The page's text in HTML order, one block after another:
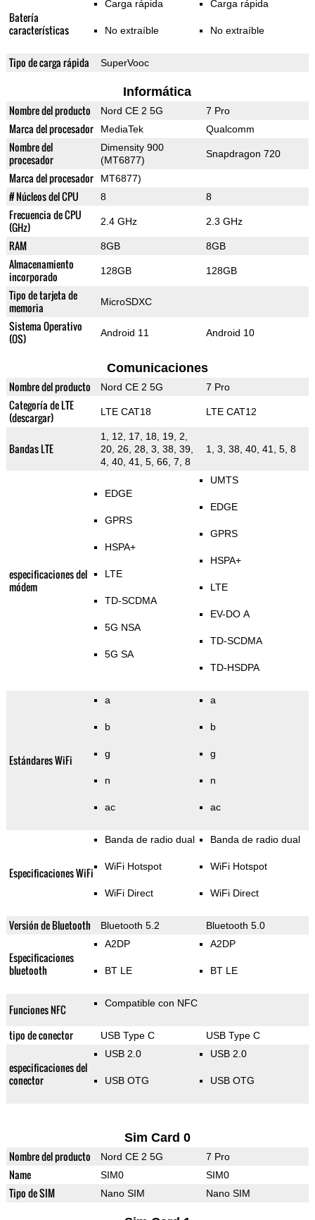
Batería
características
Carga rápida
No extraíble
Carga rápida
No extraíble
Tipo de carga rápida SuperVooc
Informática
Nombre del producto Nord CE 2 5G 7 Pro
Marca del procesador MediaTek Qualcomm
Nombre del
procesador
Dimensity 900
(MT6877)
Snapdragon 720
Marca del procesador MT6877)
# Núcleos del CPU 8 8
Frecuencia de CPU
(GHz)
2.4 GHz 2.3 GHz
RAM 8GB 8GB
Almacenamiento
incorporado
128GB 128GB
Tipo de tarjeta de
memoria
MicroSDXC
Sistema Operativo
(OS)
Android 11 Android 10
Comunicaciones
Nombre del producto Nord CE 2 5G 7 Pro
Categoría de LTE
(descargar)
LTE CAT18 LTE CAT12
Bandas LTE
1, 12, 17, 18, 19, 2,
20, 26, 28, 3, 38, 39,
4, 40, 41, 5, 66, 7, 8
1, 3, 38, 40, 41, 5, 8
especificaciones del
módem
EDGE
GPRS
HSPA+
LTE
TD-SCDMA
5G NSA
5G SA
UMTS
EDGE
GPRS
HSPA+
LTE
EV-DO A
TD-SCDMA
TD-HSDPA
Estándares WiFi
a
b
g
n
ac
a
b
g
n
ac
Especificaciones WiFi
Banda de radio dual
WiFi Hotspot
WiFi Direct
Banda de radio dual
WiFi Hotspot
WiFi Direct
Versión de Bluetooth Bluetooth 5.2 Bluetooth 5.0
Especificaciones
bluetooth
A2DP
BT LE
A2DP
BT LE
Funciones NFC Compatible con NFC
tipo de conector USB Type C USB Type C
especificaciones del
conector
USB 2.0
USB OTG
USB 2.0
USB OTG
Sim Card 0
Nombre del producto Nord CE 2 5G 7 Pro
Name SIM0 SIM0
Tipo de SIM Nano SIM Nano SIM